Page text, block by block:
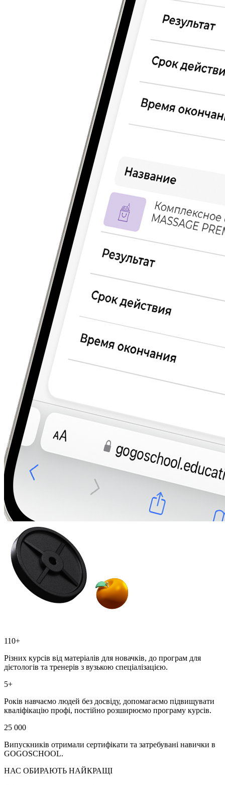
110+
Різних курсів від матеріалів для новачків, до програм для
дієтологів та тренерів з вузькою спеціалізацією.
5+
Років навчаємо людей без досвіду, допомагаємо підвищувати
кваліфікацію профі, постійно розширюємо програму курсів.
25 000
Випускників отримали сертифікати та затребувані навички в
GOGOSCHOOL.
НАС ОБИРАЮТЬ НАЙКРАЩІ